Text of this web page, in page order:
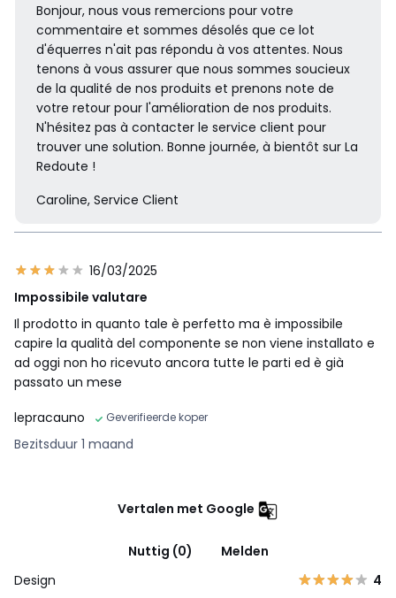
Bonjour, nous vous remercions pour votre
commentaire et sommes désolés que ce lot
d'équerres n'ait pas répondu à vos attentes. Nous
tenons à vous assurer que nous sommes soucieux
de la qualité de nos produits et prenons note de
votre retour pour l'amélioration de nos produits.
N'hésitez pas à contacter le service client pour
trouver une solution. Bonne journée, à bientôt sur La
Redoute !
Caroline, Service Client
16/03/2025
Impossibile valutare
Il prodotto in quanto tale è perfetto ma è impossibile
capire la qualità del componente se non viene installato e
ad oggi non ho ricevuto ancora tutte le parti ed è già
passato un mese
lepracauno
Geverifieerde koper
Bezitsduur 1 maand
Vertalen met Google
Nuttig (0)
Melden
Design
4